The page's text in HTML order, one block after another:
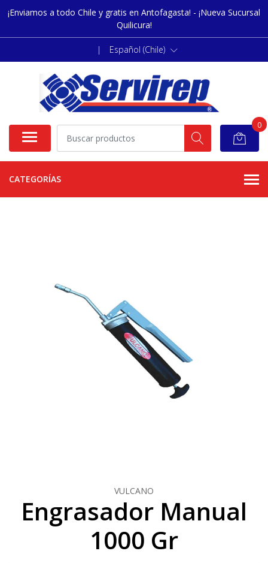
¡Enviamos a todo Chile y gratis en Antofagasta! - ¡Nueva Sucursal
Quilicura!
| Español (Chile)
0
CATEGORÍAS
VULCANO
Engrasador Manual
1000 Gr